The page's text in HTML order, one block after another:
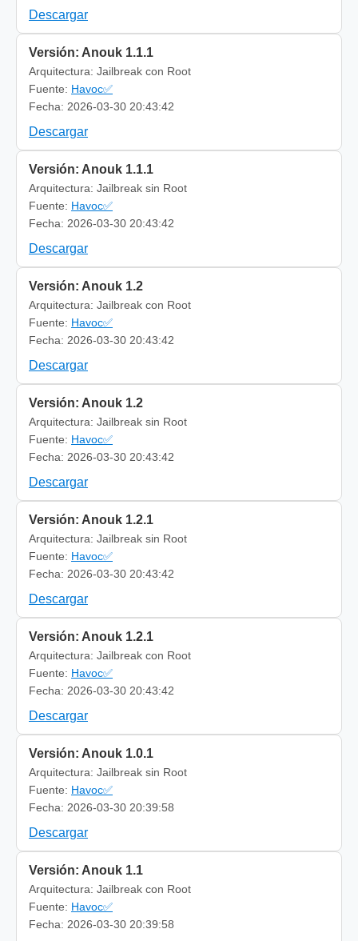
Descargar
Versión: Anouk 1.1.1
Arquitectura: Jailbreak con Root
Fuente: Havoc✅
Fecha: 2026-03-30 20:43:42
Descargar
Versión: Anouk 1.1.1
Arquitectura: Jailbreak sin Root
Fuente: Havoc✅
Fecha: 2026-03-30 20:43:42
Descargar
Versión: Anouk 1.2
Arquitectura: Jailbreak con Root
Fuente: Havoc✅
Fecha: 2026-03-30 20:43:42
Descargar
Versión: Anouk 1.2
Arquitectura: Jailbreak sin Root
Fuente: Havoc✅
Fecha: 2026-03-30 20:43:42
Descargar
Versión: Anouk 1.2.1
Arquitectura: Jailbreak sin Root
Fuente: Havoc✅
Fecha: 2026-03-30 20:43:42
Descargar
Versión: Anouk 1.2.1
Arquitectura: Jailbreak con Root
Fuente: Havoc✅
Fecha: 2026-03-30 20:43:42
Descargar
Versión: Anouk 1.0.1
Arquitectura: Jailbreak sin Root
Fuente: Havoc✅
Fecha: 2026-03-30 20:39:58
Descargar
Versión: Anouk 1.1
Arquitectura: Jailbreak con Root
Fuente: Havoc✅
Fecha: 2026-03-30 20:39:58